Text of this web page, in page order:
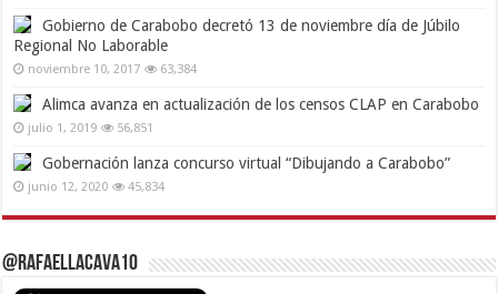
Gobierno de Carabobo decretó 13 de noviembre día de Júbilo
Regional No Laborable
noviembre 10, 2017 63,384
Alimca avanza en actualización de los censos CLAP en Carabobo
julio 1, 2019 56,851
Gobernación lanza concurso virtual “Dibujando a Carabobo”
junio 12, 2020 45,834
@RafaelLacava10